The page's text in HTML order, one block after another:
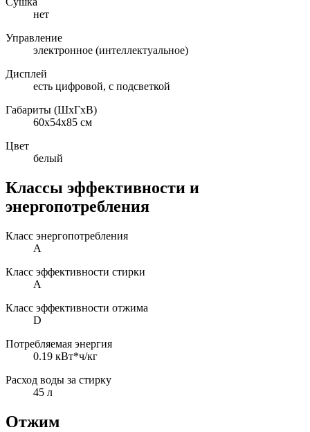
нет
Управление
электронное (интеллектуальное)
Дисплей
есть цифровой, с подсветкой
Габариты (ШxГxВ)
60x54x85 см
Цвет
белый
Классы эффективности и
энергопотребления
Класс энергопотребления
A
Класс эффективности стирки
A
Класс эффективности отжима
D
Потребляемая энергия
0.19 кВт*ч/кг
Расход воды за стирку
45 л
Отжим